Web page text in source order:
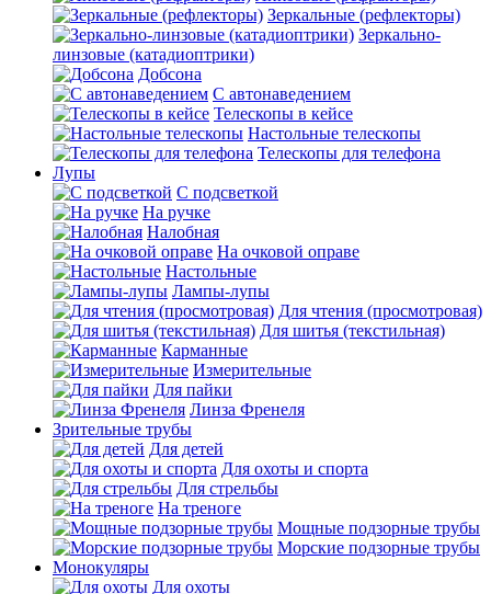
Зеркальные (рефлекторы)
Зеркально-
линзовые (катадиоптрики)
Добсона
С автонаведением
Телескопы в кейсе
Настольные телескопы
Телескопы для телефона
Лупы
С подсветкой
На ручке
Налобная
На очковой оправе
Настольные
Лампы-лупы
Для чтения (просмотровая)
Для шитья (текстильная)
Карманные
Измерительные
Для пайки
Линза Френеля
Зрительные трубы
Для детей
Для охоты и спорта
Для стрельбы
На треноге
Мощные подзорные трубы
Морские подзорные трубы
Монокуляры
Для охоты